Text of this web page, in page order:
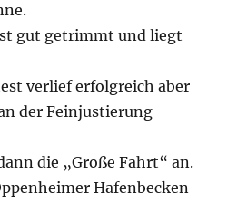
gut getrimmt und liegt
verlief erfolgreich aber
der Feinjustierung
die „Große Fahrt“ an.
Hafenbecken